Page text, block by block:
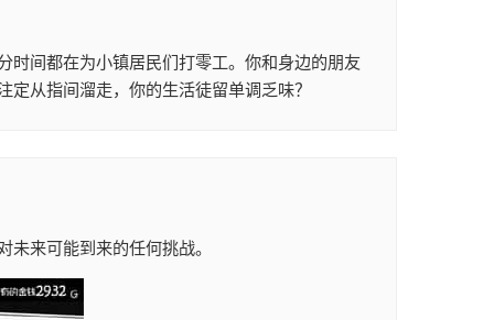
间都在为小镇居民们打零工。你和身边的朋友
从指间溜走，你的生活徒留单调乏味？
来可能到来的任何挑战。